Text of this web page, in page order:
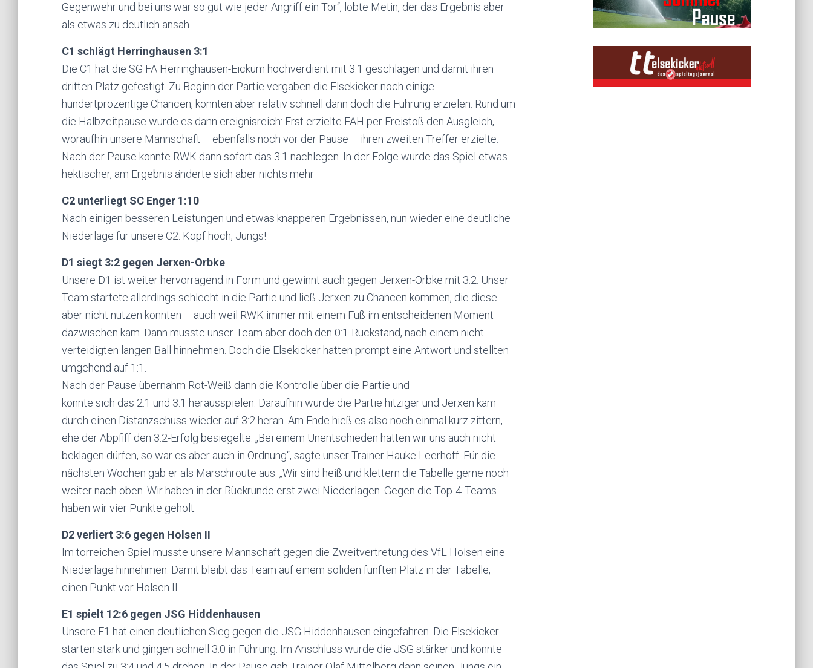
Gegenwehr und bei uns war so gut wie jeder Angriff ein Tor“, lobte Metin, der das Ergebnis aber
als etwas zu deutlich ansah
C1 schlägt Herringhausen 3:1
Die C1 hat die SG FA Herringhausen-Eickum hochverdient mit 3:1 geschlagen und damit ihren
dritten Platz gefestigt. Zu Beginn der Partie vergaben die Elsekicker noch einige
hundertprozentige Chancen, konnten aber relativ schnell dann doch die Führung erzielen. Rund um
die Halbzeitpause wurde es dann ereignisreich: Erst erzielte FAH per Freistoß den Ausgleich,
woraufhin unsere Mannschaft – ebenfalls noch vor der Pause – ihren zweiten Treffer erzielte.
Nach der Pause konnte RWK dann sofort das 3:1 nachlegen. In der Folge wurde das Spiel etwas
hektischer, am Ergebnis änderte sich aber nichts mehr
C2 unterliegt SC Enger 1:10
Nach einigen besseren Leistungen und etwas knapperen Ergebnissen, nun wieder eine deutliche
Niederlage für unsere C2. Kopf hoch, Jungs!
D1 siegt 3:2 gegen Jerxen-Orbke
Unsere D1 ist weiter hervorragend in Form und gewinnt auch gegen Jerxen-Orbke mit 3:2. Unser
Team startete allerdings schlecht in die Partie und ließ Jerxen zu Chancen kommen, die diese
aber nicht nutzen konnten – auch weil RWK immer mit einem Fuß im entscheidenen Moment
dazwischen kam. Dann musste unser Team aber doch den 0:1-Rückstand, nach einem nicht
verteidigten langen Ball hinnehmen. Doch die Elsekicker hatten prompt eine Antwort und stellten
umgehend auf 1:1.
Nach der Pause übernahm Rot-Weiß dann die Kontrolle über die Partie und
konnte sich das 2:1 und 3:1 herausspielen. Daraufhin wurde die Partie hitziger und Jerxen kam
durch einen Distanzschuss wieder auf 3:2 heran. Am Ende hieß es also noch einmal kurz zittern,
ehe der Abpfiff den 3:2-Erfolg besiegelte. „Bei einem Unentschieden hätten wir uns auch nicht
beklagen dürfen, so war es aber auch in Ordnung“, sagte unser Trainer Hauke Leerhoff. Für die
nächsten Wochen gab er als Marschroute aus: „Wir sind heiß und klettern die Tabelle gerne noch
weiter nach oben. Wir haben in der Rückrunde erst zwei Niederlagen. Gegen die Top-4-Teams
haben wir vier Punkte geholt.
D2 verliert 3:6 gegen Holsen II
Im torreichen Spiel musste unsere Mannschaft gegen die Zweitvertretung des VfL Holsen eine
Niederlage hinnehmen. Damit bleibt das Team auf einem soliden fünften Platz in der Tabelle,
einen Punkt vor Holsen II.
E1 spielt 12:6 gegen JSG Hiddenhausen
Unsere E1 hat einen deutlichen Sieg gegen die JSG Hiddenhausen eingefahren. Die Elsekicker
starten stark und gingen schnell 3:0 in Führung. Im Anschluss wurde die JSG stärker und konnte